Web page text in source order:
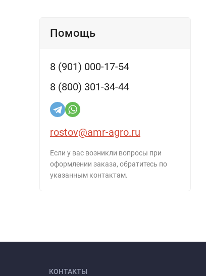
Помощь
8 (901) 000-17-54
8 (800) 301-34-44
rostov@amr-agro.ru
Если у вас возникли вопросы при
оформлении заказа, обратитесь по
указанным контактам.
КОНТАКТЫ